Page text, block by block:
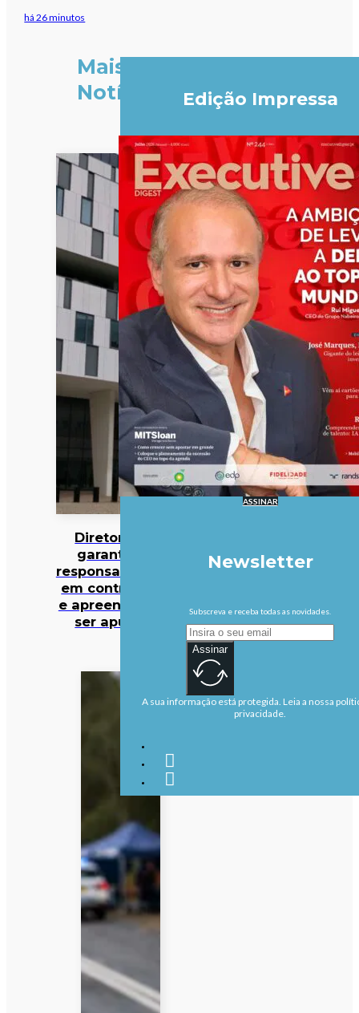
há 26 minutos
Mais
Notícias
Diretor da PJ
garante que
responsabilidades
em contratações
e apreensões vão
ser apuradas
Edição Impressa
ASSINAR
Newsletter
Subscreva e receba todas as novidades.
Assinar
A sua informação está protegida. Leia a nossa
privacidade.